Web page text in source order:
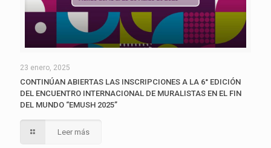
23 enero, 2025
CONTINÚAN ABIERTAS LAS INSCRIPCIONES A LA 6° EDICIÓN
DEL ENCUENTRO INTERNACIONAL DE MURALISTAS EN EL FIN
DEL MUNDO “EMUSH 2025”
Leer más